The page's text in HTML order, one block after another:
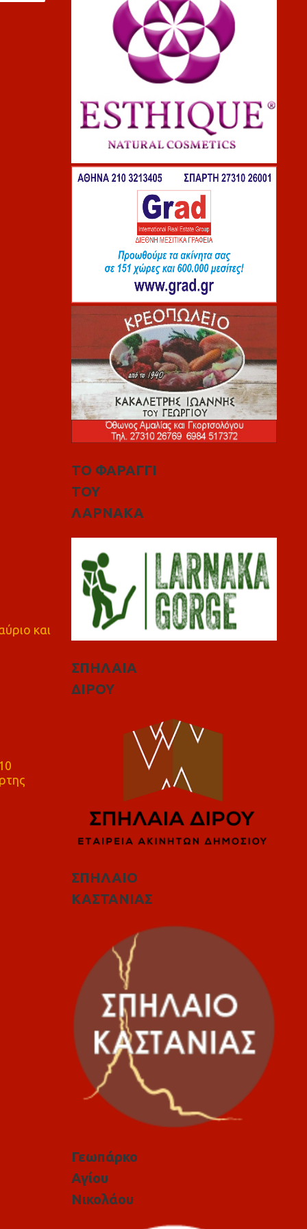
και
ΤΟ ΦΑΡΑΓΓΙ
ΤΟΥ
ΛΑΡΝΑΚΑ
ΣΠΗΛΑΙΑ
ΔΙΡΟΥ
ΣΠΗΛΑΙΟ
ΚΑΣΤΑΝΙΑΣ
Γεωπάρκο
Αγίου
Νικολάου